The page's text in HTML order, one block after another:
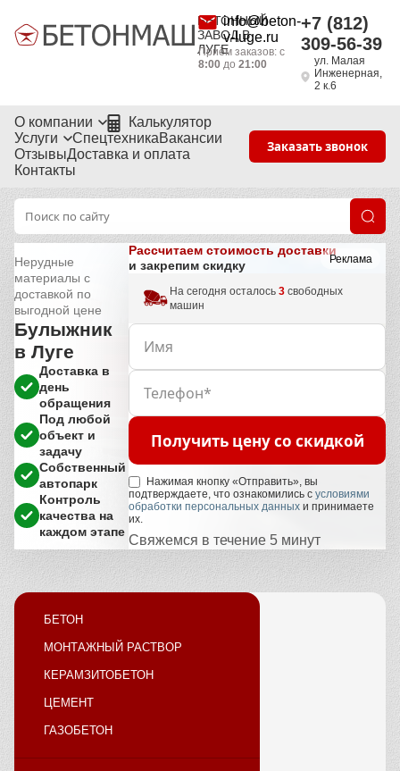
БЕТОННЫЙ
ЗАВОД В
ЛУГЕ
info@beton-
v-luge.ru
Приём заказов: с
8:00до 21:00
+7 (812)
309-56-39
ул. Малая
Инженерная,
2 к.6
О компании
Калькулятор
Услуги
СпецтехникаВакансии
ОтзывыДоставка и оплата
Контакты
Заказать звонок
Реклама
Нерудные
материалы с
доставкой по
выгодной цене
Булыжник
в Луге
Доставка в
день
обращения
Под любой
объект и
задачу
Собственный
автопарк
Контроль
качества на
каждом этапе
Рассчитаем стоимость доставки
и закрепим скидку
На сегодня осталось3 свободных
машин
Получить цену со скидкой
Нажимая кнопку «Отправить», вы
подтверждаете, что ознакомились сусловиями
обработки персональных данных и принимаете
их.
Свяжемся в течение 5 минут
БЕТОН
МОНТАЖНЫЙ РАСТВОР
КЕРАМЗИТОБЕТОН
ЦЕМЕНТ
ГАЗОБЕТОН